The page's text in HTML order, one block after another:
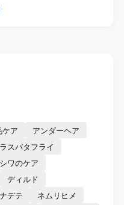
ア
アンダーヘア
スバタフライ
シワのケア
ディルド
ナデテ
ネムリヒメ